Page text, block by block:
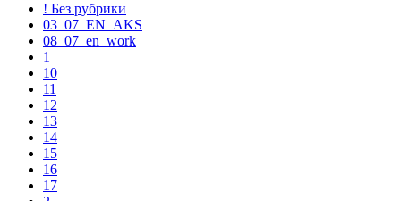
! Без рубрики
03_07_EN_AKS
08_07_en_work
1
10
11
12
13
14
15
16
17